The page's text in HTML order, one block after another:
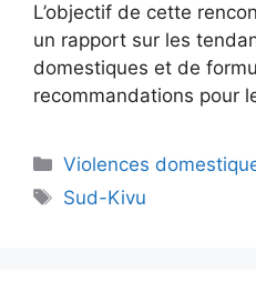
L’objectif de cette
un rapport sur les
domestiques et de
recommandations pour
Violences
Sud-Kivu